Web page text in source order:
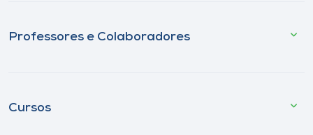
Professores e Colaboradores
Cursos